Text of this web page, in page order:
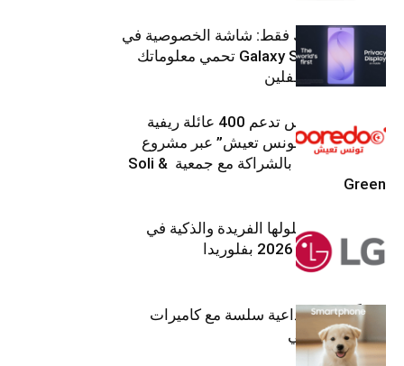
شاشتك، لعينيك فقط: شاشة الخصوصية في
جهاز Galaxy S26 Ultra تحمي معلوماتك
من أعين المتطفلين
Ooredoo تونس تدعم 400 عائلة ريفية
ضمن برنامج “تونس تعيش” عبر مشروع
تنموي مستدام بالشراكة مع جمعية Soli &
Green
إل جي تقدم حلولها الفريدة والذكية في
معرض (KBIS) 2026 بفلوريدا
قريباً: تجربة إبداعية سلسة مع كاميرات
أجهزة جالاكسي